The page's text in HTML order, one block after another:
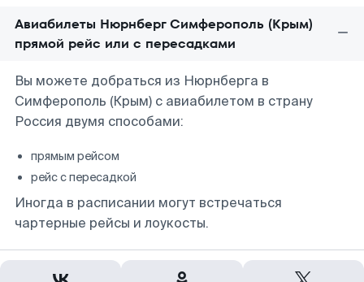
Авиабилеты Нюрнберг Симферополь (Крым)
прямой рейс или с пересадками
Вы можете добраться из Нюрнберга в
Симферополь (Крым) с авиабилетом в страну
Россия двумя способами:
прямым рейсом
рейс с пересадкой
Иногда в расписании могут встречаться
чартерные рейсы и лоукосты.